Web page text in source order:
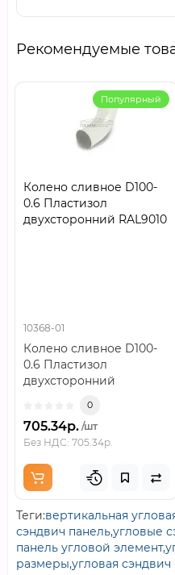
Рекомендуемые
Популярный
Колено сливное D100-
0.6 Пластизол
двухсторонний RAL9010
10368-01
Колено сливное D100-
0.6 Пластизол
двухсторонний
0
705.34р. /шт
Без НДС: 705.34р.
Теги:вертикальная
сэндвич панель,угловые
панель угловой элемент,
размеры,угловая